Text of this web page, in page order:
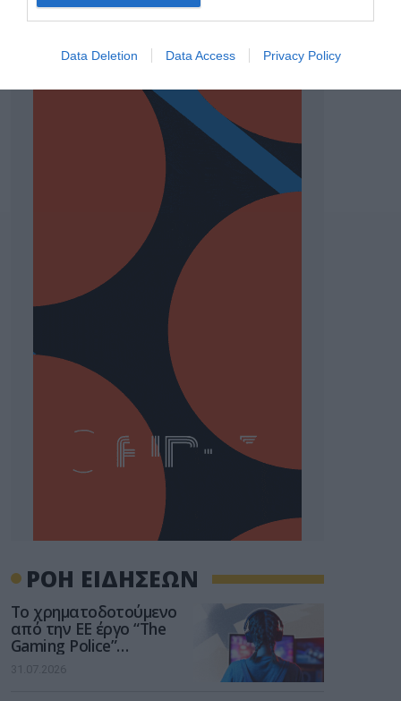
Data Deletion Data Access Privacy Policy
ΡΟΗ ΕΙΔΗΣΕΩΝ
Το χρηματοδοτούμενο
από την ΕΕ έργο “The
Gaming Police”
ενισχύει την ασφάλεια
των παιδιών στο
31.07.2026